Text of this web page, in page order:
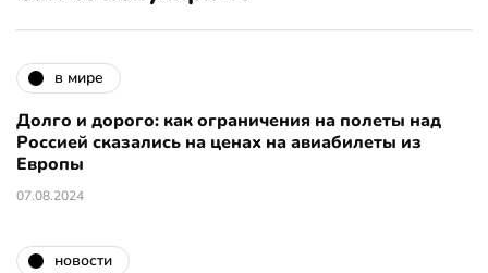
в мире
Долго и дорого: как ограничения на полеты над
Россией сказались на ценах на авиабилеты из
Европы
07.08.2024
новости